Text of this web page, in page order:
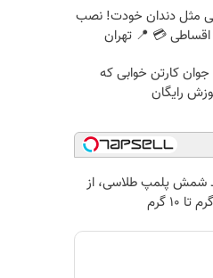
مثل دندان خودت! نصب
💳 📍 تهران
جوان کارتن خوابی که
رایگان
شمش پلمپ طلاسی، از